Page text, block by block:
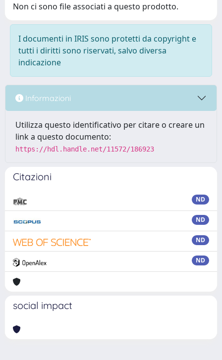
Non ci sono file associati a questo prodotto.
I documenti in IRIS sono protetti da copyright e
tutti i diritti sono riservati, salvo diversa
indicazione
Informazioni
Utilizza questo identificativo per citare o creare un
link a questo documento:
https://hdl.handle.net/11572/186923
Citazioni
ND
ND
ND
ND
social impact